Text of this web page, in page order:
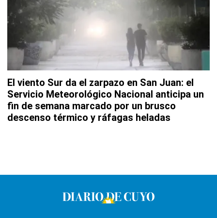
El viento Sur da el zarpazo en San Juan: el
Servicio Meteorológico Nacional anticipa un
fin de semana marcado por un brusco
descenso térmico y ráfagas heladas